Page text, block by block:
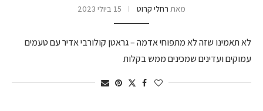
מאת רחלי קרוט 15 ביולי 2023
לא תאמינו שזה לא מתפוחי אדמה – גראטן קולורבי אדיר עם טעמים
עמוקים ועדינים שמכינים ממש בקלות